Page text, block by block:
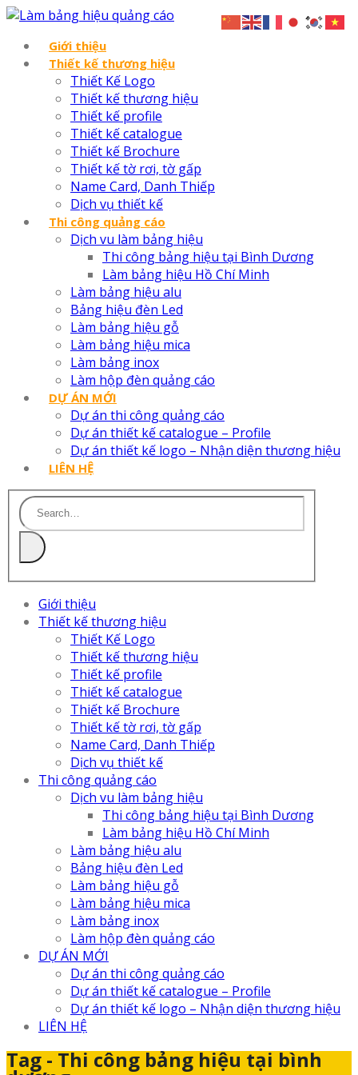
Giới thiệu
Thiết kế thương hiệu
Thiết Kế Logo
Thiết kế thương hiệu
Thiết kế profile
Thiết kế catalogue
Thiết kế Brochure
Thiết kế tờ rơi, tờ gấp
Name Card, Danh Thiếp
Dịch vụ thiết kế
Thi công quảng cáo
Dịch vu làm bảng hiệu
Thi công bảng hiệu tại Bình Dương
Làm bảng hiệu Hồ Chí Minh
Làm bảng hiệu alu
Bảng hiệu đèn Led
Làm bảng hiệu gỗ
Làm bảng hiệu mica
Làm bảng inox
Làm hộp đèn quảng cáo
DỰ ÁN MỚI
Dự án thi công quảng cáo
Dự án thiết kế catalogue – Profile
Dự án thiết kế logo – Nhận diện thương hiệu
LIÊN HỆ
Giới thiệu
Thiết kế thương hiệu
Thiết Kế Logo
Thiết kế thương hiệu
Thiết kế profile
Thiết kế catalogue
Thiết kế Brochure
Thiết kế tờ rơi, tờ gấp
Name Card, Danh Thiếp
Dịch vụ thiết kế
Thi công quảng cáo
Dịch vu làm bảng hiệu
Thi công bảng hiệu tại Bình Dương
Làm bảng hiệu Hồ Chí Minh
Làm bảng hiệu alu
Bảng hiệu đèn Led
Làm bảng hiệu gỗ
Làm bảng hiệu mica
Làm bảng inox
Làm hộp đèn quảng cáo
DỰ ÁN MỚI
Dự án thi công quảng cáo
Dự án thiết kế catalogue – Profile
Dự án thiết kế logo – Nhận diện thương hiệu
LIÊN HỆ
Tag - Thi công bảng hiệu tại bình